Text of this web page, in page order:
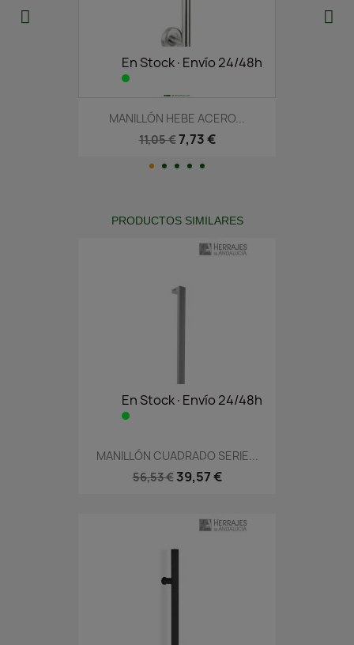
En Stock·Envío 24/48h
MANILLÓN HEBE ACERO...
11,05 €7,73 €
PRODUCTOS SIMILARES
En Stock·Envío 24/48h
MANILLÓN CUADRADO SERIE...
56,53 € 39,57 €